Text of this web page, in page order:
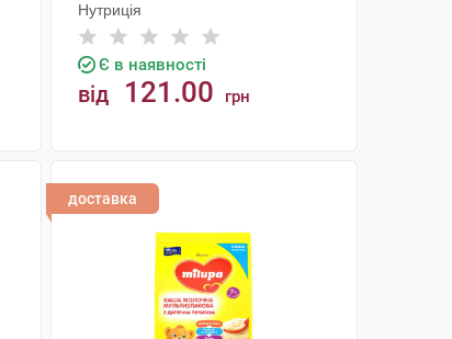
Нутриція
Є в наявності
від 121.00 грн
доставка